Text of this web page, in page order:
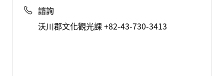
諮詢
沃川郡文化觀光課 +82-43-730-3413